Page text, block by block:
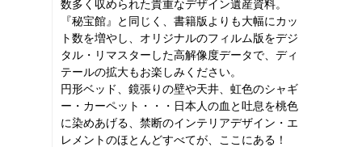
数多く収められた貴重なデザイン遺産資料。
『秘宝館』と同じく、書籍版よりも大幅にカッ
ト数を増やし、オリジナルのフィルム版をデジ
タル・リマスターした高解像度データで、ディ
テールの拡大もお楽しみください。
円形ベッド、鏡張りの壁や天井、虹色のシャギ
ー・カーペット・・・日本人の血と吐息を桃色
に染めあげる、禁断のインテリアデザイン・エ
レメントのほとんどすべてが、ここにある！